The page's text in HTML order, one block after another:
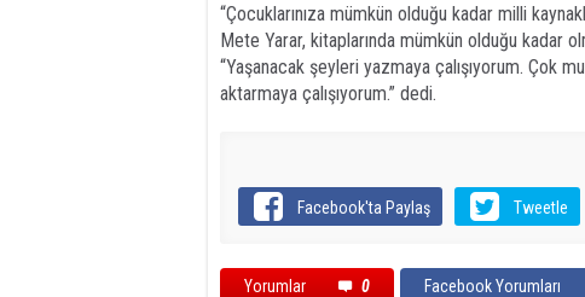
“Çocuklarınıza mümkün olduğu kadar milli
Mete Yarar, kitaplarında mümkün olduğu kadar
“Yaşanacak şeyleri yazmaya çalışıyorum. Çok
aktarmaya çalışıyorum.” dedi.
Facebook'ta Paylaş Tweetle
Yorumlar 0 Facebook Yorumları